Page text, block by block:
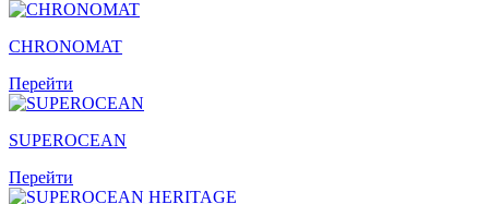
CHRONOMAT
Перейти
SUPEROCEAN
Перейти